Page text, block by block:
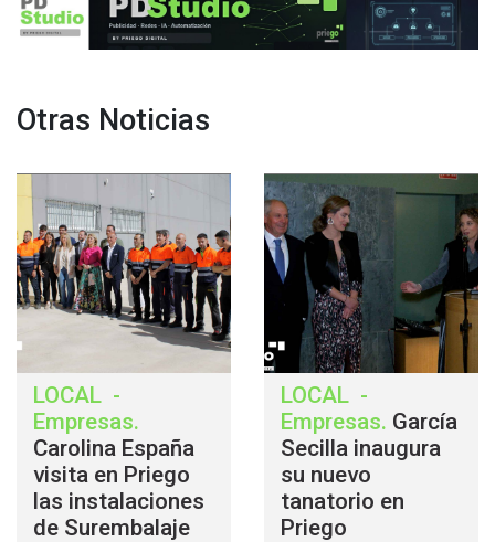
Otras Noticias
LOCAL -
Empresas.
Carolina España
visita en Priego
las instalaciones
de Surembalaje
LOCAL -
Empresas. García
Secilla inaugura
su nuevo
tanatorio en
Priego